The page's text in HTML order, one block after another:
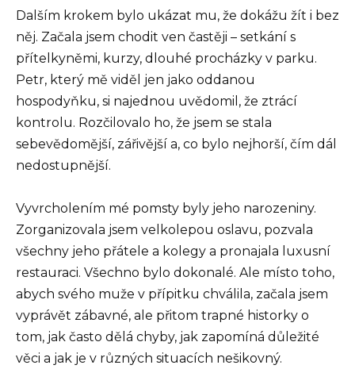
Dalším krokem bylo ukázat mu, že dokážu žít i bez
něj. Začala jsem chodit ven častěji – setkání s
přítelkyněmi, kurzy, dlouhé procházky v parku.
Petr, který mě viděl jen jako oddanou
hospodyňku, si najednou uvědomil, že ztrácí
kontrolu. Rozčilovalo ho, že jsem se stala
sebevědomější, zářivější a, co bylo nejhorší, čím dál
nedostupnější.
Vyvrcholením mé pomsty byly jeho narozeniny.
Zorganizovala jsem velkolepou oslavu, pozvala
všechny jeho přátele a kolegy a pronajala luxusní
restauraci. Všechno bylo dokonalé. Ale místo toho,
abych svého muže v přípitku chválila, začala jsem
vyprávět zábavné, ale přitom trapné historky o
tom, jak často dělá chyby, jak zapomíná důležité
věci a jak je v různých situacích nešikovný.